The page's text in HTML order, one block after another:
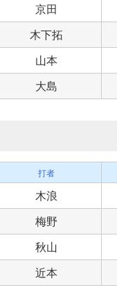
京田
木下拓
山本
大島
打者
木浪
梅野
秋山
近本